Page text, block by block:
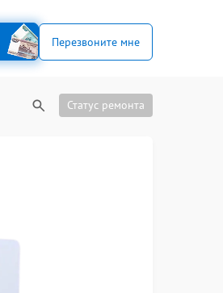
Перезвоните мне
Статус ремонта